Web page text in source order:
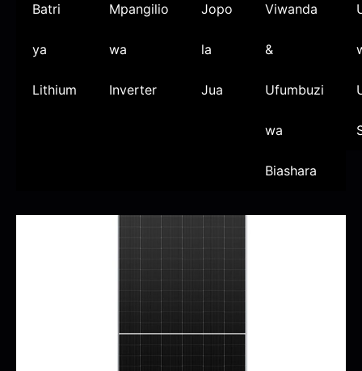
Batri
ya
Lithium
Mpangilio
wa
Inverter
Jopo
la
Jua
Viwanda
&
Ufumbuzi
wa
Biashara